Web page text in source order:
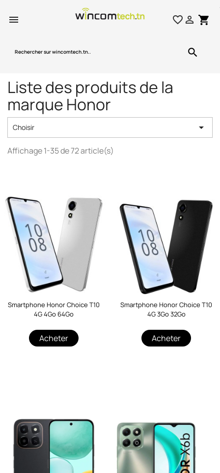
 shopping_cart

favorite_border
search
Liste des produits de la
marque Honor
Choisir 
Affichage 1-35 de 72 article(s)
Smartphone Honor Choice T10
4G 4Go 64Go
Acheter
Smartphone Honor Choice T10
4G 3Go 32Go
Acheter